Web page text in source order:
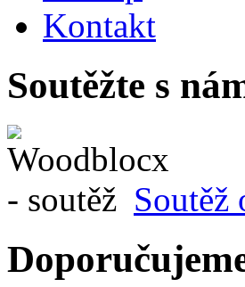
Kontakt
Soutěžte s
Soutěž